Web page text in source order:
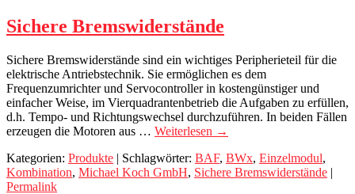
Bremswiderstände
Sichere Bremswiderstände
Sichere Bremswiderstände sind ein wichtiges Peripherieteil für die
elektrische Antriebstechnik. Sie ermöglichen es dem
Frequenzumrichter und Servocontroller in kostengünstiger und
einfacher Weise, im Vierquadrantenbetrieb die Aufgaben zu erfüllen,
d.h. Tempo- und Richtungswechsel durchzuführen. In beiden Fällen
erzeugen die Motoren aus … Weiterlesen →
Kategorien: Produkte | Schlagwörter: BAF, BWx, Einzelmodul,
Kombination, Michael Koch GmbH, Sichere Bremswiderstände |
Permalink